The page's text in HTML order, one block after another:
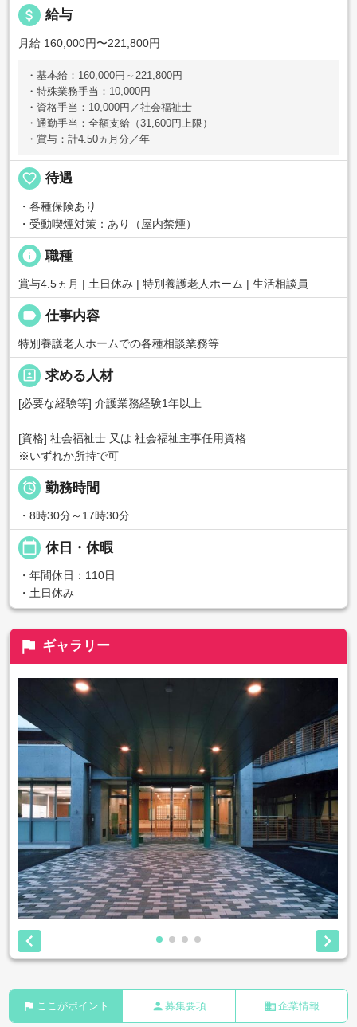
attach_money 給与
月給 160,000円〜221,800円
・基本給：160,000円～221,800円
・特殊業務手当：10,000円
・資格手当：10,000円／社会福祉士
・通勤手当：全額支給（31,600円上限）
・賞与：計4.50ヵ月分／年
favorite_border 待遇
・各種保険あり
・受動喫煙対策：あり（屋内禁煙）
info 職種
賞与4.5ヵ月 | 土日休み | 特別養護老人ホーム | 生活相談員
label 仕事内容
特別養護老人ホームでの各種相談業務等
portrait 求める人材
[必要な経験等] 介護業務経験1年以上
[資格] 社会福祉士 又は 社会福祉主事任用資格
※いずれか所持で可
 勤務時間
・8時30分～17時30分
calendar_today 休日・休暇
・年間休日：110日
・土日休み
flag ギャラリー
 
flag ここがポイント person 募集要項 business 企業情報